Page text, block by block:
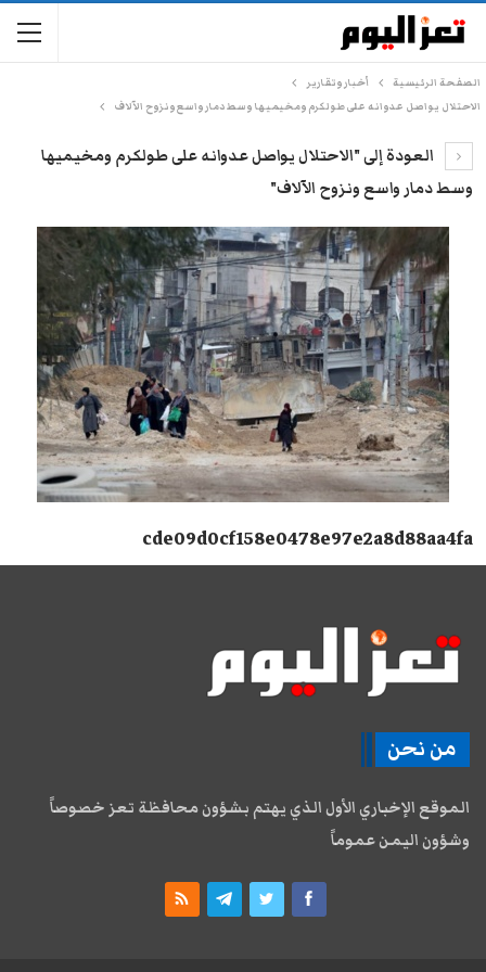
الصفحة الرئيسية
أخبار وتقارير
الاحتلال يواصل عدوانه على طولكرم ومخيميها وسط دمار واسع ونزوح الآلاف
العودة إلى "الاحتلال يواصل عدوانه على طولكرم ومخيميها
وسط دمار واسع ونزوح الآلاف"
cde09d0cf158e0478e97e2a8d88aa4fa
من نحن
الموقع الإخباري الأول الذي يهتم بشؤون محافظة تعز خصوصاً
وشؤون اليمن عموماً